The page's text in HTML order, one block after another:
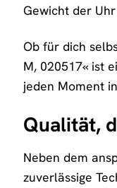
Gewicht der
Ob für dich
M, 020517« ist
jeden Moment
Qualität,
Neben dem
zuverlässige